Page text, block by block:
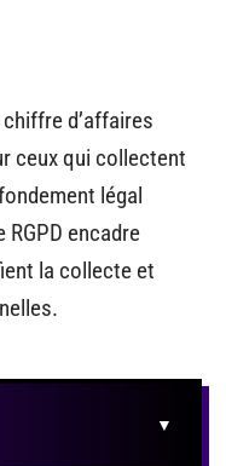
chiffre d’affaires
ceux qui collectent
légal
RGPD encadre
la collecte et